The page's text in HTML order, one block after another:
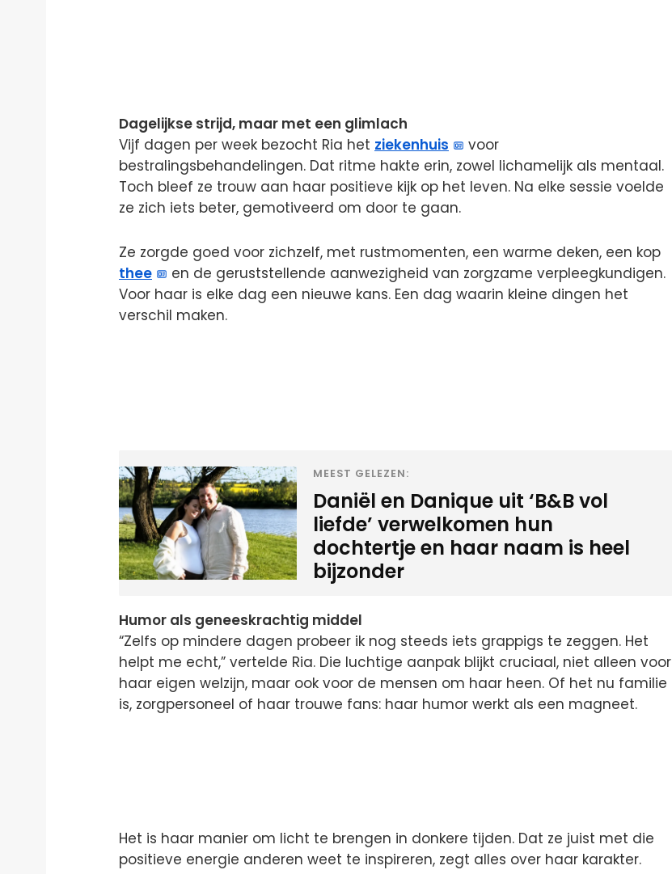
Dagelijkse strijd, maar met een glimlach
Vijf dagen per week bezocht Ria het ziekenhuis
voor
bestralingsbehandelingen. Dat ritme hakte erin, zowel lichamelijk als mentaal.
Toch bleef ze trouw aan haar positieve kijk op het leven. Na elke sessie voelde
ze zich iets beter, gemotiveerd om door te gaan.
Ze zorgde goed voor zichzelf, met rustmomenten, een warme deken, een kop
thee
en de geruststellende aanwezigheid van zorgzame verpleegkundigen.
Voor haar is elke dag een nieuwe kans. Een dag waarin kleine dingen het
verschil maken.
MEEST GELEZEN:
Daniël en Danique uit ‘B&B vol
liefde’ verwelkomen hun
dochtertje en haar naam is heel
bijzonder
Humor als geneeskrachtig middel
“Zelfs op mindere dagen probeer ik nog steeds iets grappigs te zeggen. Het
helpt me echt,” vertelde Ria. Die luchtige aanpak blijkt cruciaal, niet alleen voor
haar eigen welzijn, maar ook voor de mensen om haar heen. Of het nu familie
is, zorgpersoneel of haar trouwe fans: haar humor werkt als een magneet.
Het is haar manier om licht te brengen in donkere tijden. Dat ze juist met die
positieve energie anderen weet te inspireren, zegt alles over haar karakter.